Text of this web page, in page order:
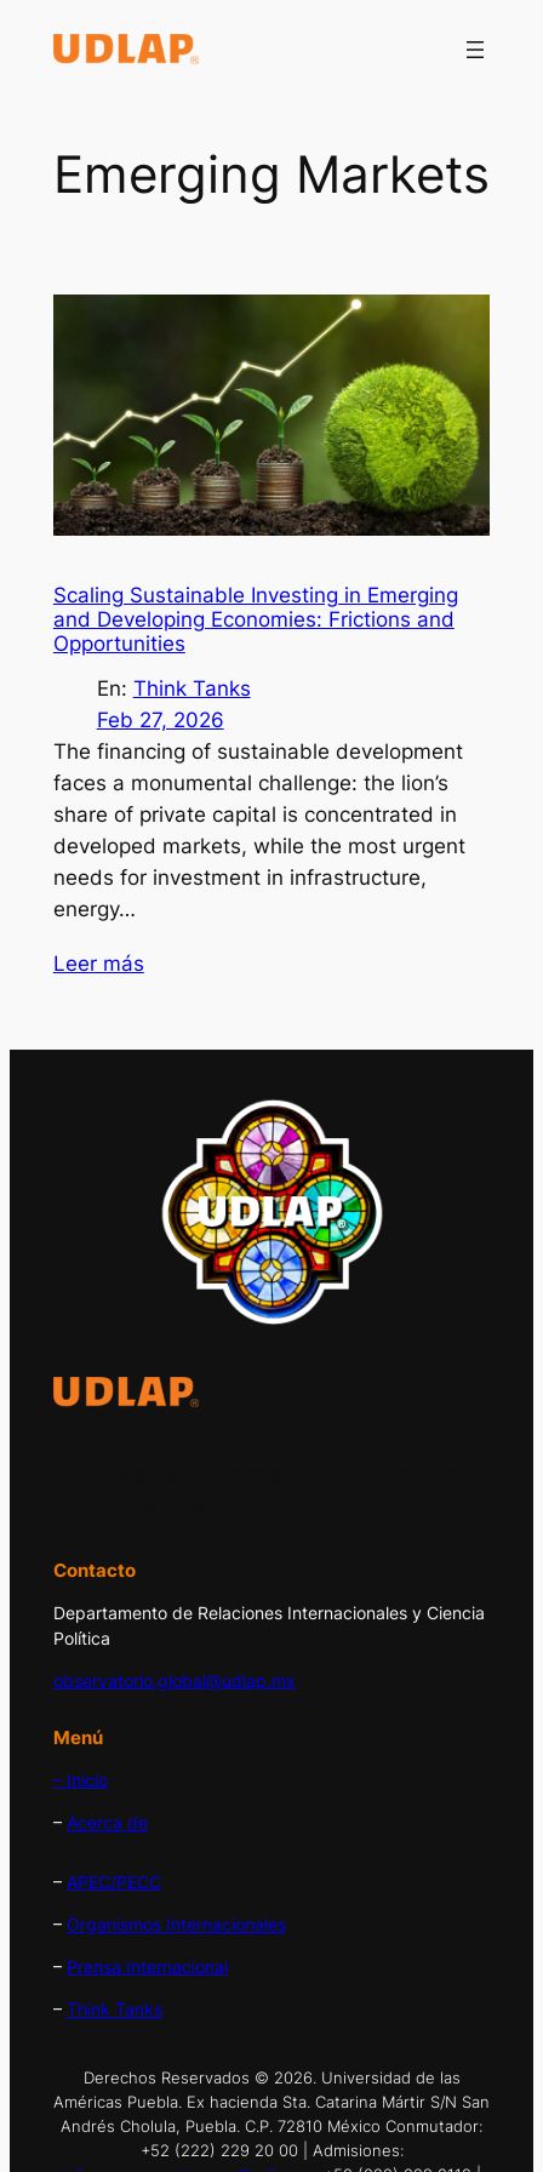
Emerging Markets
Scaling Sustainable Investing in Emerging
and Developing Economies: Frictions and
Opportunities
En: Think Tanks
Feb 27, 2026
The financing of sustainable development
faces a monumental challenge: the lion’s
share of private capital is concentrated in
developed markets, while the most urgent
needs for investment in infrastructure,
energy…
Leer más
Contacto
Departamento de Relaciones Internacionales y Ciencia
Política
observatorio.global@udlap.mx
Menú
– Inicio
– Acerca de
– APEC/PECC
– Organismos Internacionales
– Prensa Internacional
– Think Tanks
Derechos Reservados © 2026. Universidad de las
Américas Puebla. Ex hacienda Sta. Catarina Mártir S/N San
Andrés Cholula, Puebla. C.P. 72810 México Conmutador:
+52 (222) 229 20 00 | Admisiones: